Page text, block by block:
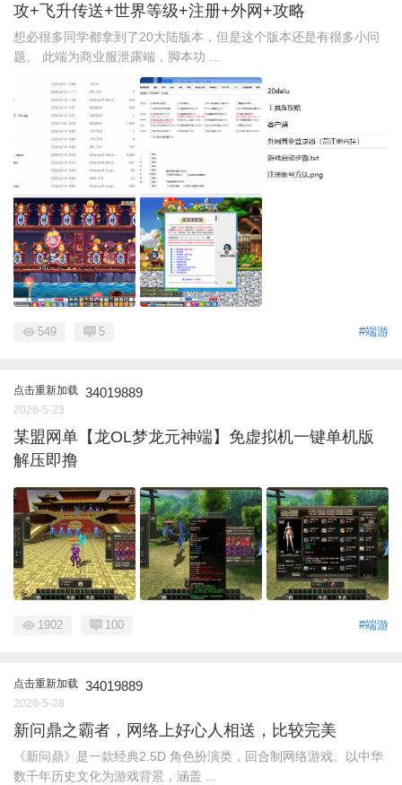
攻+飞升传送+世界等级+注册+外网+攻略
想必很多同学都拿到了20大陆版本，但是这个版本还是有很多小问
题。 此端为商业服泄露端，脚本功 ...
#端游
549 5
点击重新加载 34019889
2026-5-23
某盟网单【龙OL梦龙元神端】免虚拟机一键单机版
解压即撸
#端游
1902 100
点击重新加载 34019889
2026-5-28
新问鼎之霸者，网络上好心人相送，比较完美
《新问鼎》是一款经典2.5D 角色扮演类，回合制网络游戏。以中华
数千年历史文化为游戏背景，涵盖 ...